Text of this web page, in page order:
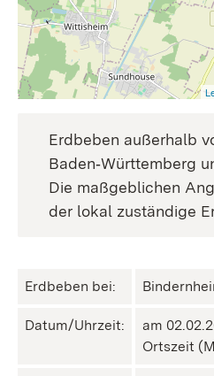
Erdbeben außerhalb
Baden‑Württemberg
Die maßgeblichen
der lokal zuständige
Erdbeben bei:
Datum/Uhrzeit:
am
Ortszeit